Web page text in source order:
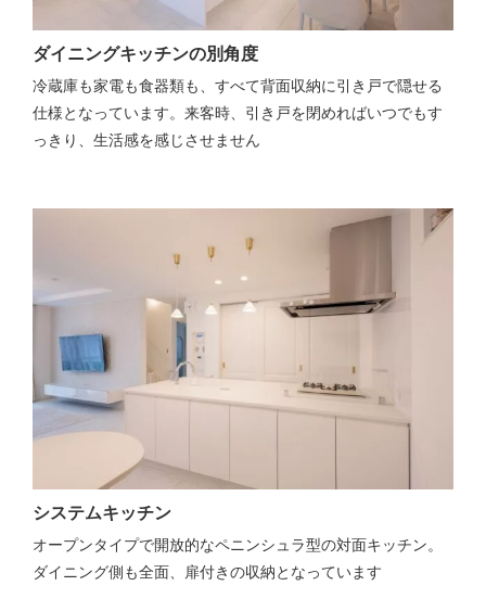
ダイニングキッチンの別角度
冷蔵庫も家電も食器類も、すべて背面収納に引き戸で隠せる
仕様となっています。来客時、引き戸を閉めればいつでもす
っきり、生活感を感じさせません
システムキッチン
オープンタイプで開放的なペニンシュラ型の対面キッチン。
ダイニング側も全面、扉付きの収納となっています